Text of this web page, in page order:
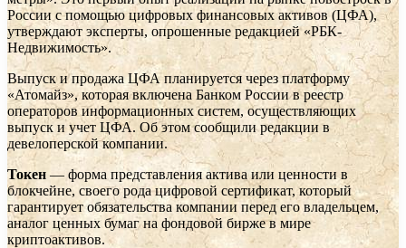
России с помощью цифровых финансовых активов (ЦФА),
утверждают эксперты, опрошенные редакцией «РБК-
Недвижимость».
Выпуск и продажа ЦФА планируется через платформу
«Атомайз», которая включена Банком России в реестр
операторов информационных систем, осуществляющих
выпуск и учет ЦФА. Об этом сообщили редакции в
девелоперской компании.
Токен— форма представления актива или ценности в
блокчейне, своего рода цифровой сертификат, который
гарантирует обязательства компании перед его владельцем,
аналог ценных бумаг на фондовой бирже в мире
криптоактивов.